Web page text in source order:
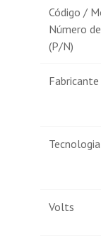
Código /
Número
(P/N)
Tecnologia
Volts